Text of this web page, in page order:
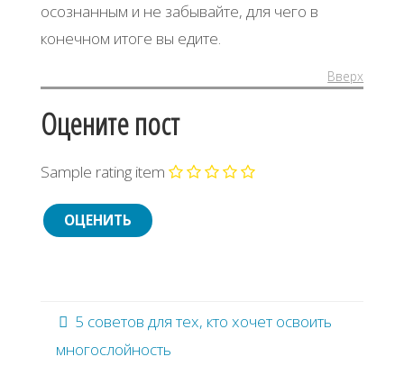
осознанным и не забывайте, для чего в
конечном итоге вы едите.
Вверх
Оцените пост
Sample rating item
5 советов для тех, кто хочет освоить
многослойность